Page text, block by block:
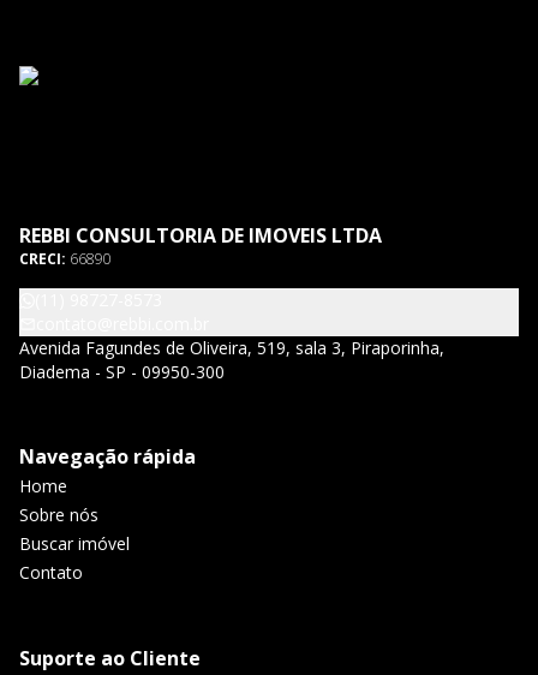
REBBI CONSULTORIA DE IMOVEIS LTDA
CRECI: 66890
Avenida Fagundes de Oliveira, 519, sala 3, Piraporinha,
Diadema - SP - 09950-300
Navegação rápida
Home
Sobre nós
Buscar imóvel
Contato
Suporte ao Cliente